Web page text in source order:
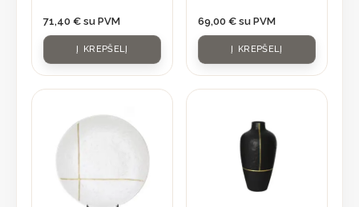
71,40 € su PVM
Į KREPŠELĮ
69,00 € su PVM
Į KREPŠELĮ